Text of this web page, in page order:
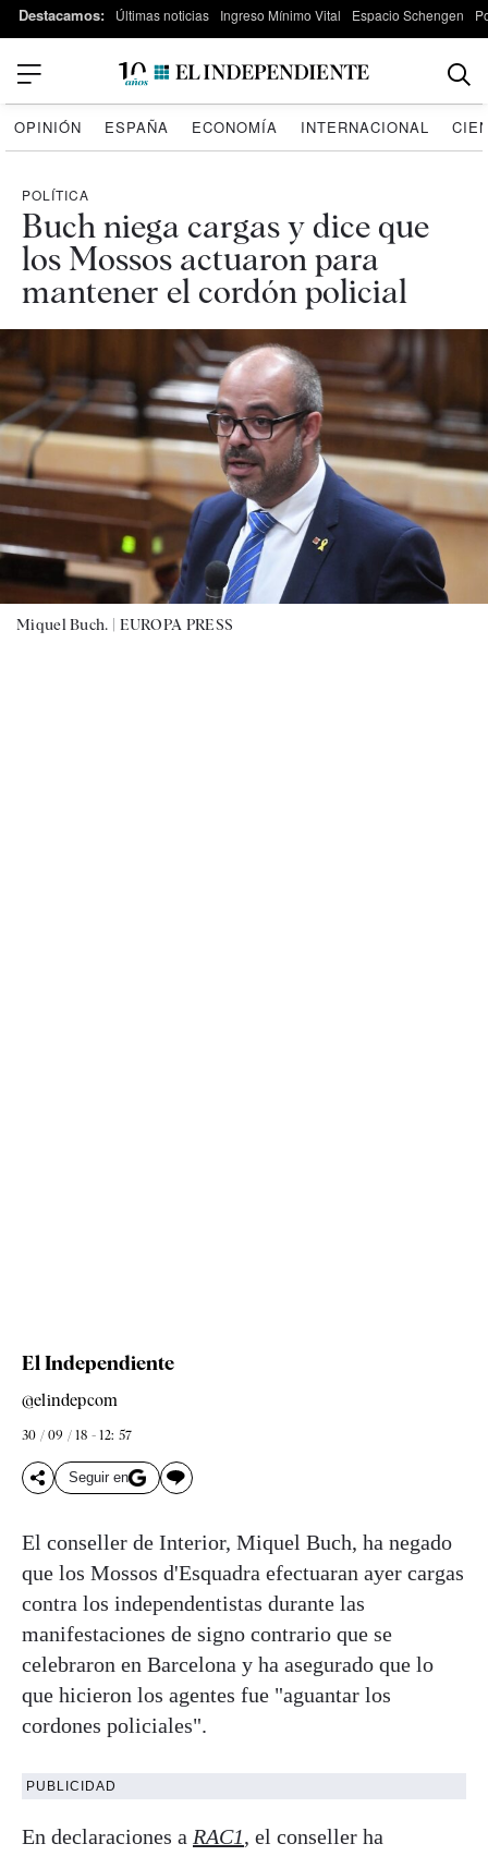
Destacamos: Últimas noticias Ingreso Mínimo Vital Espacio Schengen
OPINIÓN ESPAÑA ECONOMÍA INTERNACIONAL
POLÍTICA
Buch niega cargas y dice que
los Mossos actuaron para
mantener el cordón policial
Miquel Buch. | EUROPA PRESS
El Independiente
@elindepcom
30 / 09 / 18 - 12: 57
Seguir en
El conseller de Interior, Miquel Buch, ha negado
que los Mossos d'Esquadra efectuaran ayer cargas
contra los independentistas durante las
manifestaciones de signo contrario que se
celebraron en Barcelona y ha asegurado que lo
que hicieron los agentes fue "aguantar los
cordones policiales".
PUBLICIDAD
En declaraciones a RAC1, el conseller ha